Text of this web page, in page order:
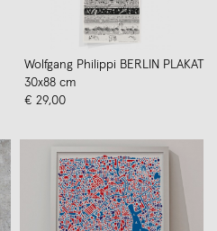
Wolfgang Philippi BERLIN PLAKAT
30x88 cm
€ 29,00